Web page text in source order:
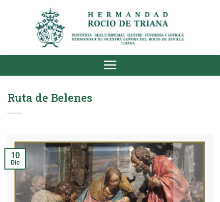
Ruta de Belenes
10
Dic